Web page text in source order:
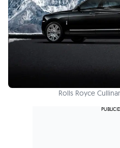
Rolls Royce